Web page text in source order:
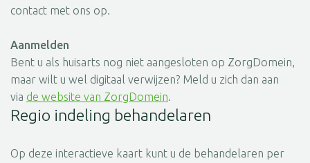
contact met ons op.
Aanmelden
Bent u als huisarts nog niet aangesloten op ZorgDomein,
maar wilt u wel digitaal verwijzen? Meld u zich dan aan
via de website van ZorgDomein
Regio indeling behandelaren
Op deze interactieve kaart kunt u de behandelaren per